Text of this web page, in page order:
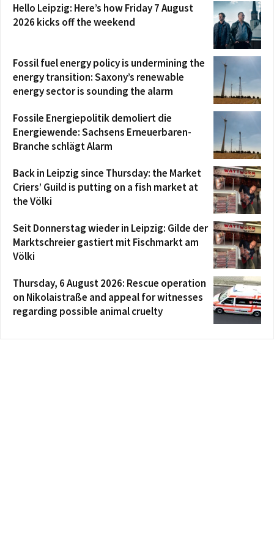
Hello Leipzig: Here’s how Friday 7 August
2026 kicks off the weekend
Fossil fuel energy policy is undermining the
energy transition: Saxony’s renewable
energy sector is sounding the alarm
Fossile Energiepolitik demoliert die
Energiewende: Sachsens Erneuerbaren-
Branche schlägt Alarm
Back in Leipzig since Thursday: the Market
Criers’ Guild is putting on a fish market at
the Völki
Seit Donnerstag wieder in Leipzig: Gilde der
Marktschreier gastiert mit Fischmarkt am
Völki
Thursday, 6 August 2026: Rescue operation
on Nikolaistraße and appeal for witnesses
regarding possible animal cruelty